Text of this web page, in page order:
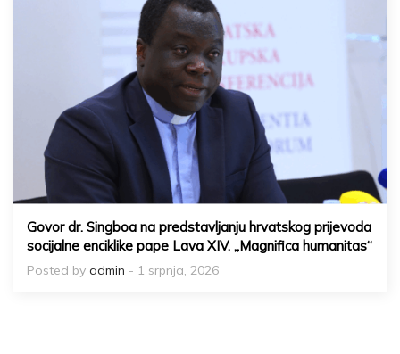
Govor dr. Singboa na predstavljanju hrvatskog prijevoda
socijalne enciklike pape Lava XIV. „Magnifica humanitas“
Posted by admin - 1 srpnja, 2026